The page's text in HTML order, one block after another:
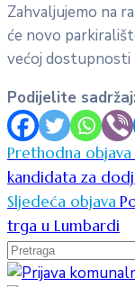
Zahvaljujemo na
će novo
većoj dostupnosti
Podijelite sadržaj:
Prethodna objava
kandidata za
Sljedeća objava
trga u Lumbardi